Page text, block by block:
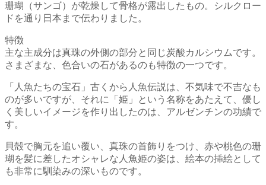
珊瑚（サンゴ）が乾燥して骨格が露出したもの。シルクロー
ドを通り日本まで伝わりました。
特徴
主な主成分は真珠の外側の部分と同じ炭酸カルシウムです。
さまざまな、色合いの石があるのも特徴の一つです。
「人魚たちの宝石」古くから人魚伝説は、不気味で不吉なも
のが多いですが、それに「姫」という名称をあたえて、優し
く美しいイメージを作り出したのは、アルゼンチンの功績で
す。
貝殻で胸元を追い覆い、真珠の首飾りをつけ、赤や桃色の珊
瑚を髪に差したオシャレな人魚姫の姿は、絵本の挿絵として
も非常に馴染みの深いものです。